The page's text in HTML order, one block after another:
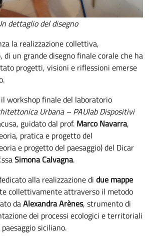
dettaglio del disegno
la realizzazione collettiva,
un grande disegno finale corale che ha
progetti, visioni e riflessioni emerse
workshop finale del laboratorio
Urbana – PAUlab Dispositivi
guidato dal prof. Marco Navarra,
pratica e progetto del
e progetto del paesaggio) del Dicar
Simona Calvagna.
alla realizzazione di due mappe
collettivamente attraverso il metodo
daAlexandra Arènes, strumento di
dei processi ecologici e territoriali
siciliano.